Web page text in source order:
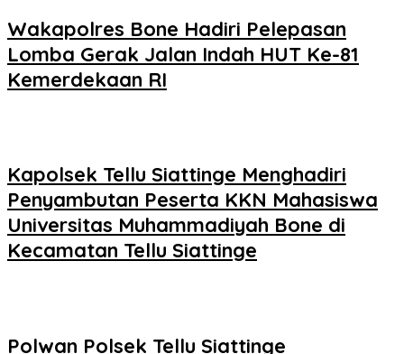
Wakapolres Bone Hadiri Pelepasan
Lomba Gerak Jalan Indah HUT Ke-81
Kemerdekaan RI
Kapolsek Tellu Siattinge Menghadiri
Penyambutan Peserta KKN Mahasiswa
Universitas Muhammadiyah Bone di
Kecamatan Tellu Siattinge
Polwan Polsek Tellu Siattinge